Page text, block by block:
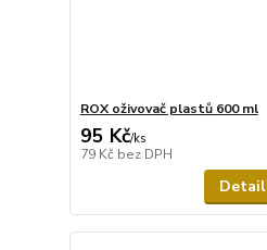
ROX oživovač plastů 600 ml
95 Kč/ks
79 Kč bez DPH
Detail